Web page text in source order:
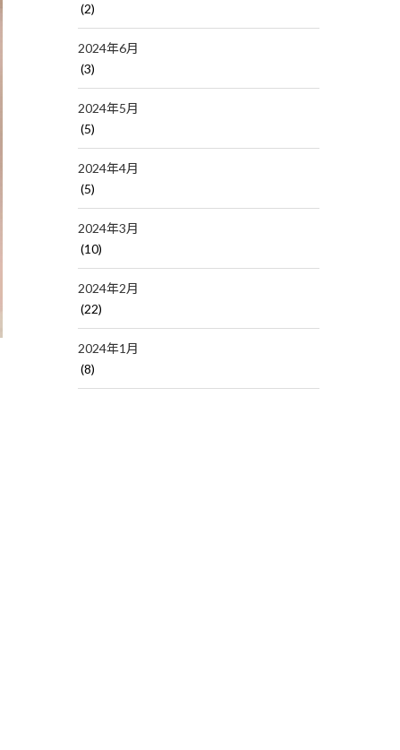
(2)
2024年6月
(3)
2024年5月
(5)
2024年4月
(5)
2024年3月
(10)
2024年2月
(22)
2024年1月
(8)